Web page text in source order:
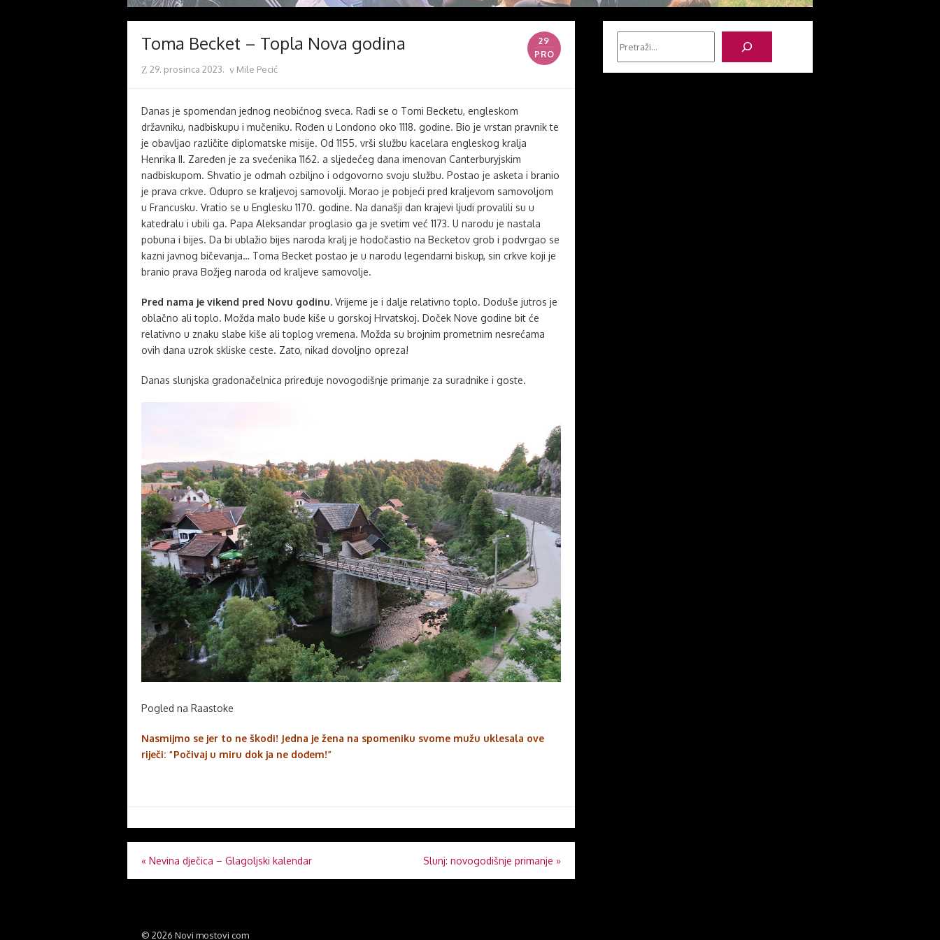
Toma Becket – Topla Nova godina
29
PRO
Posted
29. prosinca 2023. Author
Mile Pecić
Danas je spomendan jednog neobićnog sveca. Radi se o Tomi Becketu, engleskom
državniku, nadbiskupu i mučeniku. Rođen u Londono oko 1118. godine. Bio je vrstan pravnik te
je obavljao različite diplomatske misije. Od 1155. vrši službu kacelara engleskog kralja
Henrika II. Zaređen je za svećenika 1162. a sljedećeg dana imenovan Canterburyjskim
nadbiskupom. Shvatio je odmah ozbiljno i odgovorno svoju službu. Postao je asketa i branio
je prava crkve. Odupro se kraljevoj samovolji. Morao je pobjeći pred kraljevom samovoljom
u Francusku. Vratio se u Englesku 1170. godine. Na današji dan krajevi ljudi provalili su u
katedralu i ubili ga. Papa Aleksandar proglasio ga je svetim već 1173. U narodu je nastala
pobuna i bijes. Da bi ublažio bijes naroda kralj je hodočastio na Becketov grob i podvrgao se
kazni javnog bičevanja… Toma Becket postao je u narodu legendarni biskup, sin crkve koji je
branio prava Božjeg naroda od kraljeve samovolje.
Pred nama je vikend pred Novu godinu. Vrijeme je i dalje relativno toplo. Doduše jutros je
oblačno ali toplo. Možda malo bude kiše u gorskoj Hrvatskoj. Doček Nove godine bit će
relativno u znaku slabe kiše ali toplog vremena. Možda su brojnim prometnim nesrećama
ovih dana uzrok skliske ceste. Zato, nikad dovoljno opreza!
Danas slunjska gradonačelnica priređuje novogodišnje primanje za suradnike i goste.
Pogled na Raastoke
Nasmijmo se jer to ne škodi! Jedna je žena na spomeniku svome mužu uklesala ove
riječi: “Počivaj u miru dok ja ne dođem!”
Navigacija
objava
« Nevina dječica – Glagoljski kalendar Slunj: novogodišnje primanje »
© 2026 Novi mostovi com